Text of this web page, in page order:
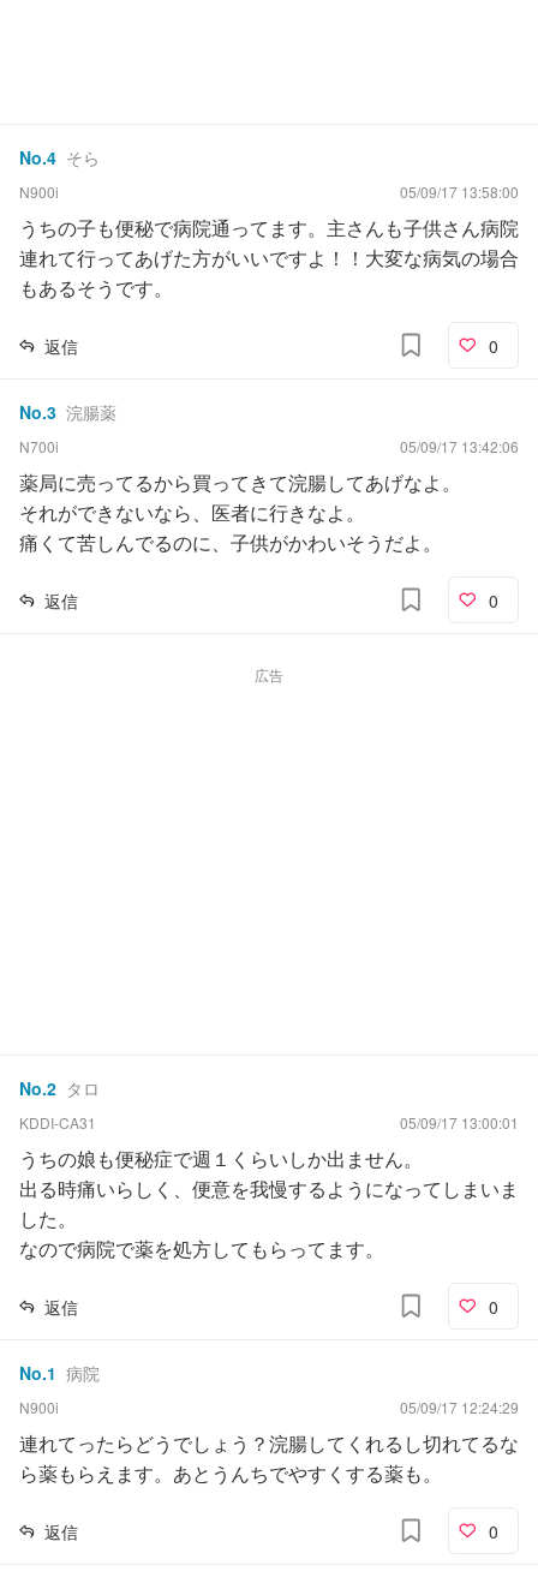
No.4 そら
N900i 05/09/17 13:58:00
うちの子も便秘で病院通ってます。主さんも子供さん病院
連れて行ってあげた方がいいですよ！！大変な病気の場合
もあるそうです。
返信 0
No.3 浣腸薬
N700i 05/09/17 13:42:06
薬局に売ってるから買ってきて浣腸してあげなよ。
それができないなら、医者に行きなよ。
痛くて苦しんでるのに、子供がかわいそうだよ。
返信 0
広告
No.2 タロ
KDDI-CA31 05/09/17 13:00:01
うちの娘も便秘症で週１くらいしか出ません。
出る時痛いらしく、便意を我慢するようになってしまいま
した。
なので病院で薬を処方してもらってます。
返信 0
No.1 病院
N900i 05/09/17 12:24:29
連れてったらどうでしょう？浣腸してくれるし切れてるな
ら薬もらえます。あとうんちでやすくする薬も。
返信 0